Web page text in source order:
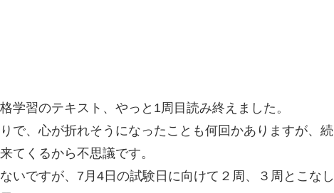
学習のテキスト、やっと1周目読み終えました。
で、心が折れそうになったことも何回かありますが、続
てくるから不思議です。
いですが、7月4日の試験日に向けて２周、３周とこなし